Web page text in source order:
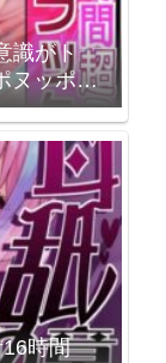
識がト
ヌッポあ
】 来世
時間